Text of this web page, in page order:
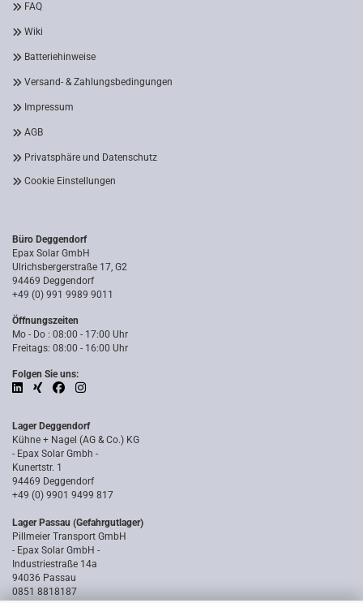
FAQ
Wiki
Batteriehinweise
Versand- & Zahlungsbedingungen
Impressum
AGB
Privatsphäre und Datenschutz
Cookie Einstellungen
Büro Deggendorf
Epax Solar GmbH
Ulrichsbergerstraße 17, G2
94469 Deggendorf
+49 (0) 991 9989 9011
Öffnungszeiten
Mo - Do : 08:00 - 17:00 Uhr
Freitags: 08:00 - 16:00 Uhr
Folgen Sie uns:
Lager Deggendorf
Kühne + Nagel (AG & Co.) KG
- Epax Solar Gmbh -
Kunertstr. 1
94469 Deggendorf
+49 (0) 9901 9499 817
Lager Passau (Gefahrgutlager)
Pillmeier Transport GmbH
- Epax Solar GmbH -
Industriestraße 14a
94036 Passau
0851 8818187